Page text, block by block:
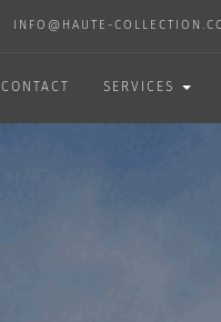
INFO@HAUTE-
CONTACT SERVICES